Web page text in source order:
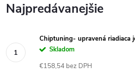
Najpredávanejšie
Chiptuning- upravená riadiaca
Skladom
€158,54 bez DPH